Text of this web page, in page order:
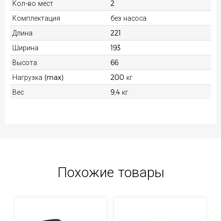
Кол-во мест
2
Комплектация
без насоса
Длина
221
Ширина
193
Высота
66
Нагрузка (max)
200 кг
Вес
9,4 кг
Похожие товары